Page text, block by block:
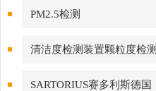
PM2.5检测
清洁度检测装置颗粒度检测
SARTORIUS赛多利斯德国